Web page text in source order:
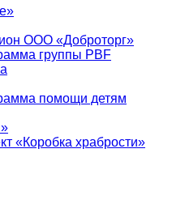
ООО «Доброторг»
группы PBF
помощи детям
«Коробка храбрости»